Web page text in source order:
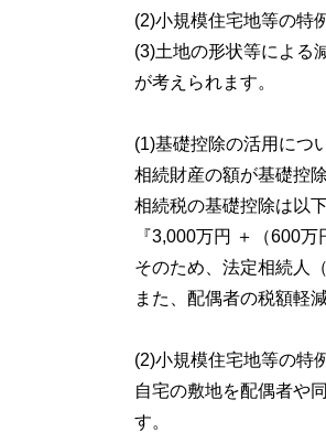
(2)小規模住宅地等の特
(3)土地の形状等による
が考えられます。
(1)基礎控除の活用につ
相続財産の額が基礎控
相続税の基礎控除は以
『3,000万円 ＋（600
そのため、法定相続人
また、配偶者の税額軽
(2)小規模住宅地等の特
自宅の敷地を配偶者や
す。